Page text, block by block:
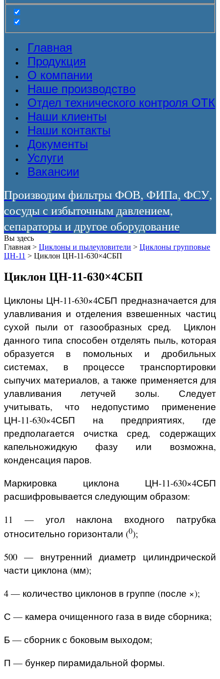
Главная
Продукция
О компании
Наше производство
Отдел технического контроля ОТК
Наши клиенты
Наши контакты
Документы
Услуги
Вакансии
Производим фильтры ФОВ, ФИПа, ФСУ,
сосуды с избыточным давлением,
сепараторы и другое оборудование
Вы здесь
Главная > Циклоны и пылеуловители > Циклоны групповые
ЦН-11 > Циклон ЦН-11-630×4СБП
Циклон ЦН-11-630×4СБП
Циклоны ЦН-11-630×4СБП предназначается для
улавливания и отделения взвешенных частиц
сухой пыли от газообразных сред. Циклон
данного типа способен отделять пыль, которая
образуется в помольных и дробильных
системах, в процессе транспортировки
сыпучих материалов, а также применяется для
улавливания летучей золы. Следует
учитывать, что недопустимо применение
ЦН-11-630×4СБП на предприятиях, где
предполагается очистка сред, содержащих
капельножидкую фазу или возможна,
конденсация паров.
Маркировка циклона ЦН-11-630×4СБП
расшифровывается следующим образом:
11 — угол наклона входного патрубка
относительно горизонтали (0);
500 — внутренний диаметр цилиндрической
части циклона (мм);
4 — количество циклонов в группе (после ×);
С — камера очищенного газа в виде сборника;
Б — сборник с боковым выходом;
П — бункер пирамидальной формы.